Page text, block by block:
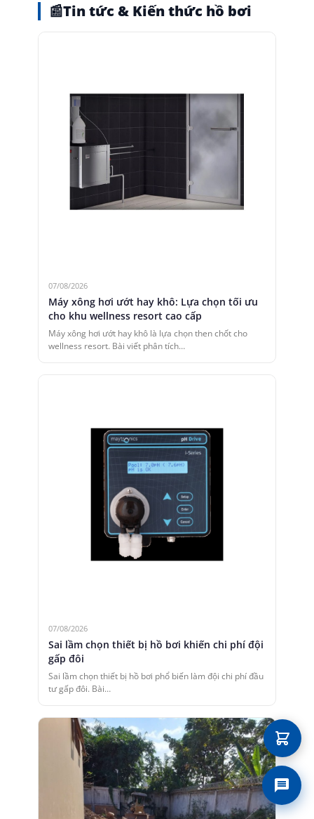
📰Tin tức & Kiến thức hồ bơi
07/08/2026
Máy xông hơi ướt hay khô: Lựa chọn tối ưu
cho khu wellness resort cao cấp
Máy xông hơi ướt hay khô là lựa chọn then chốt cho
wellness resort. Bài viết phân tích…
07/08/2026
Sai lầm chọn thiết bị hồ bơi khiến chi phí đội
gấp đôi
Sai lầm chọn thiết bị hồ bơi phổ biến làm đội chi phí đầu
tư gấp đôi. Bài…
Liên